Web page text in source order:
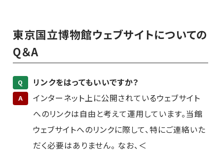
東京国立博物館ウェブサイトについての
Q＆A
Q リンクをはってもいいですか？
A
インターネット上に公開されているウェブサイト
へのリンクは自由と考えて運用しています。当館
ウェブサイトへのリンクに際して、特にご連絡いた
だく必要はありません。 なお、＜